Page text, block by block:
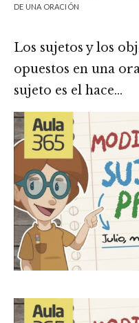
DE UNA ORACIÓN
Los sujetos y los
opuestos en una
sujeto es el hace…